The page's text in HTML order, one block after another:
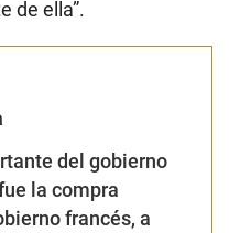
de ella”.
del gobierno
la compra
francés, a